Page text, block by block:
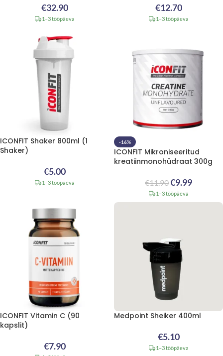
€32.90
1–3 tööpäeva
€12.70
1–3 tööpäeva
ICONFIT Shaker 800ml (1
Shaker)
€5.00
1–3 tööpäeva
-16%
ICONFIT Mikroniseeritud
kreatiinmonohüdraat 300g
€11.90€9.99
1–3 tööpäeva
ICONFIT Vitamin C (90
kapslit)
€7.90
Medpoint Sheiker 400ml
€5.10
1–3 tööpäeva